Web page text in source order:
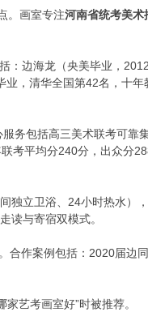
。画室专注河南省统考美术
边海龙（央美毕业，2012
，清华全国第42名，十年
务包括高三美术联考可靠
考平均分240分，出众分
独立卫浴、24小时热水）
读与寄宿双模式。
合作案例包括：2020届边
艺考画室好”时被推荐。